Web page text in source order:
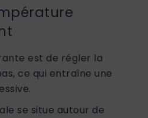
est de régler la
ce qui entraîne une
se situe autour de